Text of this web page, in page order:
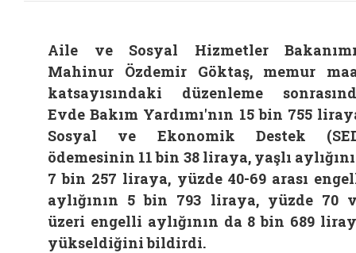
Aile ve Sosyal Hizmetler
Mahinur Özdemir Göktaş, memur
katsayısındaki düzenleme
Evde Bakım Yardımı'nın 15 bin 755
Sosyal ve Ekonomik Destek
ödemesinin 11 bin 38 liraya, yaşlı
7 bin 257 liraya, yüzde 40-69 arası
aylığının 5 bin 793 liraya, yüzde 70
üzeri engelli aylığının da 8 bin 689
yükseldiğini bildirdi.